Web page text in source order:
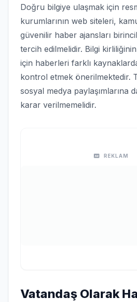
Doğru bilgiye ulaşmak için
kurumlarının web siteleri,
güvenilir haber ajansları
tercih edilmelidir. Bilgi
için haberleri farklı
kontrol etmek önerilmektedir.
sosyal medya paylaşımlarına
karar verilmemelidir.
REKLAM
Vatandaş Olarak